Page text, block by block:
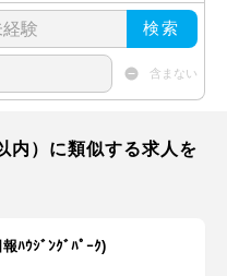
検索
含まない
内）に類似する求人を
ﾊｳｼﾞﾝｸﾞﾊﾟｰｸ)